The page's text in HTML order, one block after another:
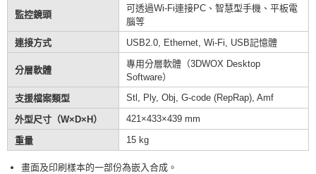
監控鏡頭
可透過Wi-Fi連接PC、智慧型手機、平板電
腦等
連接方式
USB2.0, Ethernet, Wi-Fi, USB記憶體
分層軟體
專用分層軟體（3DWOX Desktop
Software）
支援檔案類型
Stl, Ply, Obj, G-code (RepRap), Amf
外型尺寸（W×D×H） 421×433×439 mm
重量 15 kg
畫面及印刷樣本的一部份為嵌入合成。